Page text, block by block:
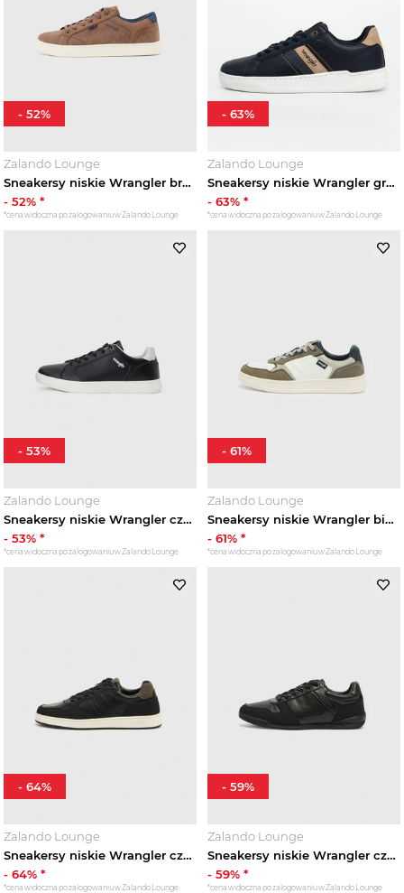
Zalando Lounge
Sneakersy niskie Wrangler brązowy
- 52% *
*cena widoczna po zalogowaniu w Zalando Lounge
- 52%
Zalando Lounge
Sneakersy niskie Wrangler granatowy
- 63% *
*cena widoczna po zalogowaniu w Zalando Lounge
- 63%
Zalando Lounge
Sneakersy niskie Wrangler czarny
- 53% *
*cena widoczna po zalogowaniu w Zalando Lounge
- 53%
Zalando Lounge
Sneakersy niskie Wrangler biały
- 61% *
*cena widoczna po zalogowaniu w Zalando Lounge
- 61%
Zalando Lounge
Sneakersy niskie Wrangler czarny
- 64% *
*cena widoczna po zalogowaniu w Zalando Lounge
- 64%
Zalando Lounge
Sneakersy niskie Wrangler czarny
- 59% *
*cena widoczna po zalogowaniu w Zalando Lounge
- 59%